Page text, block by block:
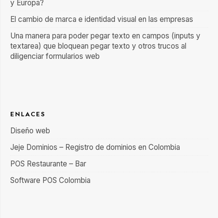
y Europa?
El cambio de marca e identidad visual en las empresas
Una manera para poder pegar texto en campos (inputs y
textarea) que bloquean pegar texto y otros trucos al
diligenciar formularios web
ENLACES
Diseño web
Jeje Dominios – Registro de dominios en Colombia
POS Restaurante – Bar
Software POS Colombia